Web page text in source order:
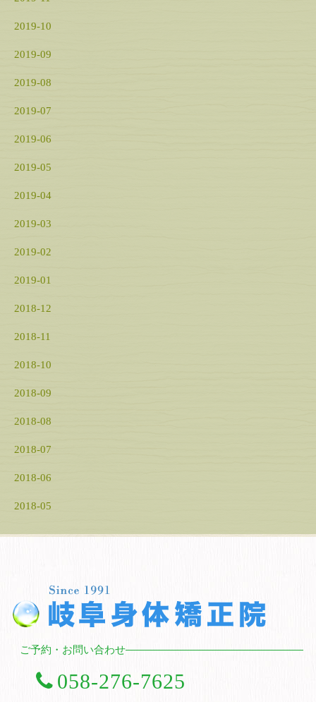
2019-10
2019-09
2019-08
2019-07
2019-06
2019-05
2019-04
2019-03
2019-02
2019-01
2018-12
2018-11
2018-10
2018-09
2018-08
2018-07
2018-06
2018-05
ご予約・お問い合わせ
058-276-7625